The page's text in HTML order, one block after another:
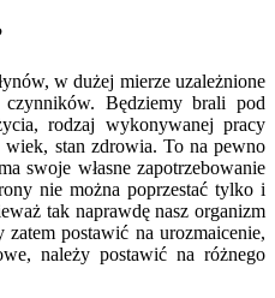
w dużej mierze uzależnione
Będziemy brali pod
rodzaj wykonywanej pracy
stan zdrowia. To na pewno
swoje własne zapotrzebowanie
nie można poprzestać tylko i
tak naprawdę nasz organizm
postawić na urozmaicenie,
należy postawić na różnego